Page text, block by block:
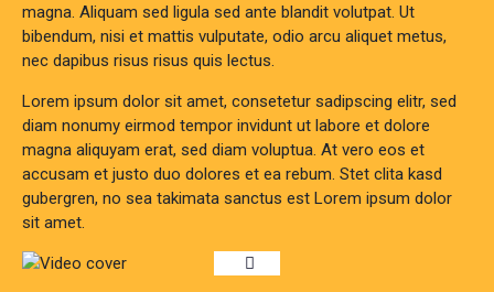
magna. Aliquam sed ligula sed ante blandit volutpat. Ut
bibendum, nisi et mattis vulputate, odio arcu aliquet metus,
nec dapibus risus risus quis lectus.
Lorem ipsum dolor sit amet, consetetur sadipscing elitr, sed
diam nonumy eirmod tempor invidunt ut labore et dolore
magna aliquyam erat, sed diam voluptua. At vero eos et
accusam et justo duo dolores et ea rebum. Stet clita kasd
gubergren, no sea takimata sanctus est Lorem ipsum dolor
sit amet.